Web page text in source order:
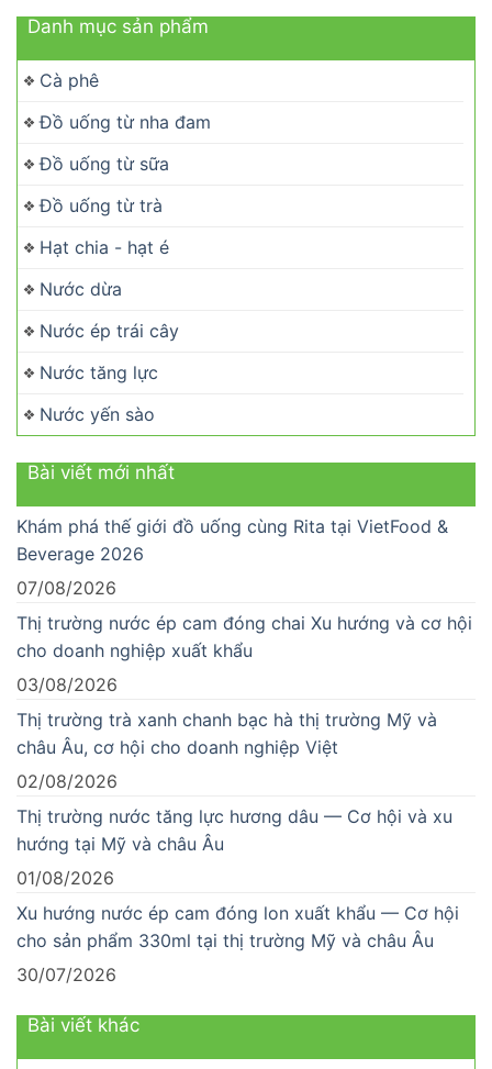
Danh mục sản phẩm
Cà phê
Đồ uống từ nha đam
Đồ uống từ sữa
Đồ uống từ trà
Hạt chia - hạt é
Nước dừa
Nước ép trái cây
Nước tăng lực
Nước yến sào
Bài viết mới nhất
Khám phá thế giới đồ uống cùng Rita tại VietFood &
Beverage 2026
07/08/2026
Thị trường nước ép cam đóng chai Xu hướng và cơ hội
cho doanh nghiệp xuất khẩu
03/08/2026
Thị trường trà xanh chanh bạc hà thị trường Mỹ và
châu Âu, cơ hội cho doanh nghiệp Việt
02/08/2026
Thị trường nước tăng lực hương dâu — Cơ hội và xu
hướng tại Mỹ và châu Âu
01/08/2026
Xu hướng nước ép cam đóng lon xuất khẩu — Cơ hội
cho sản phẩm 330ml tại thị trường Mỹ và châu Âu
30/07/2026
Bài viết khác